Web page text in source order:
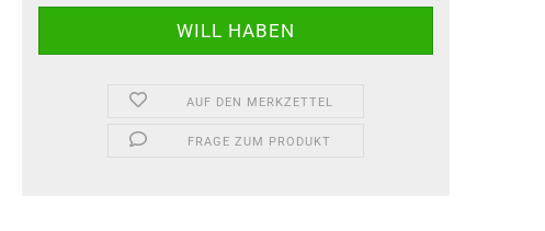
AUF DEN MERKZETTEL
FRAGE ZUM PRODUKT